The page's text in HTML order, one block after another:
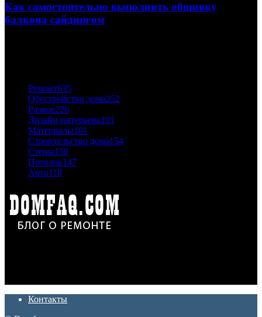
Как самостоятельно выполнить обшивку
балкона сайдингом
Ремонт635
Обустройство дома252
Разное226
Дизайн интерьера191
Материалы181
Строительство дома154
Стены150
Потолок147
Авто118
Контакты